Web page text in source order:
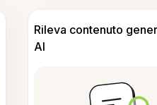
Rileva contenuto
AI